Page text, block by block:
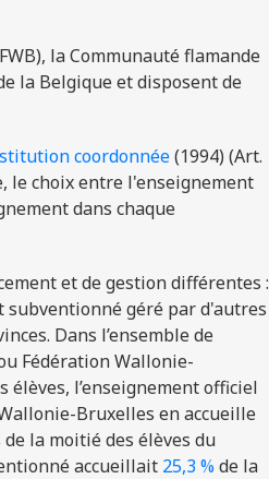
la Communautéflamande
la Belgique et disposent de
coordonnée(1994) (Art.
le choix entre l'enseignement
dans chaque
et de gestion différentes :
géré par d'autres
Dans l’ensemble de
Fédération Wallonie-
élèves, l’enseignement officiel
Bruxelles en accueille
la moitié des élèves du
accueillait 25,3 %de la